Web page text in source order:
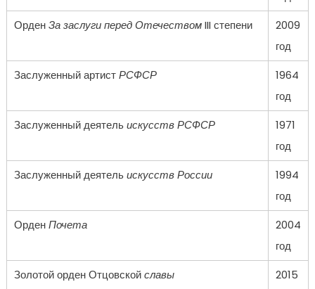
ОрденЗа заслуги перед ОтечествомIII степени
2009
год
Заслуженный артистРСФСР
1964
год
Заслуженный деятельискусств РСФСР
1971
год
Заслуженный деятельискусств России
1994
год
ОрденПочета
2004
год
Золотой орден Отцовскойславы
2015